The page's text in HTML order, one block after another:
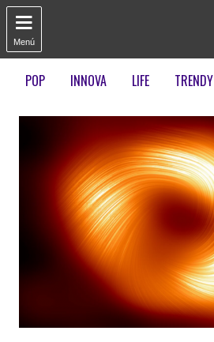

Menú
POP INNOVA LIFE TRENDY